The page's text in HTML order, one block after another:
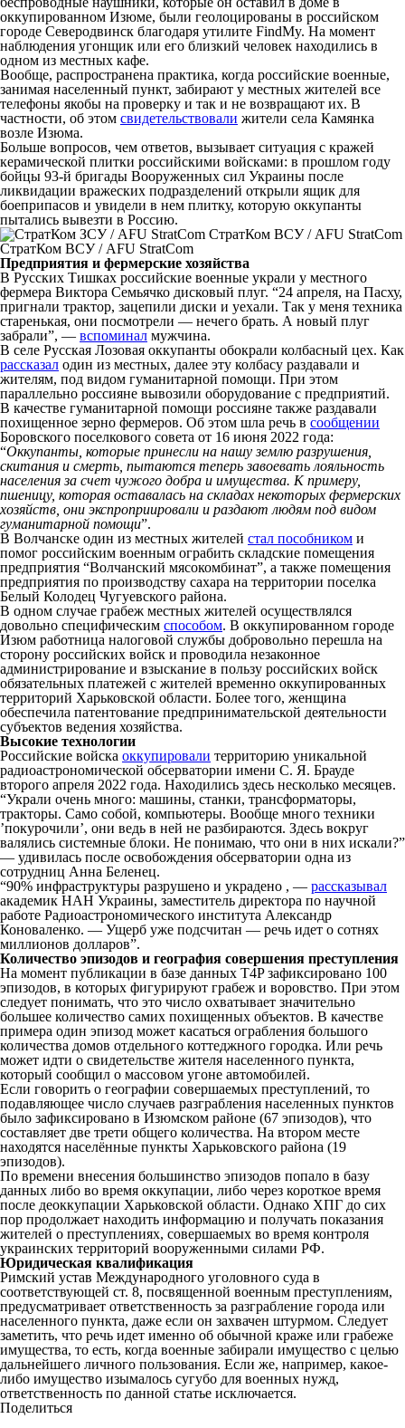
оккупированном Изюме, были геолоцированы в российском
городе Северодвинск благодаря утилите FindMy. На момент
наблюдения угонщик или его близкий человек находились в
одном из местных кафе.
Вообще, распространена практика, когда российские военные,
занимая населенный пункт, забирают у местных жителей все
телефоны якобы на проверку и так и не возвращают их. В
частности, об этом свидетельствовали жители села Камянка
возле Изюма.
Больше вопросов, чем ответов, вызывает ситуация с кражей
керамической плитки российскими войсками: в прошлом году
бойцы 93-й бригады Вооруженных сил Украины после
ликвидации вражеских подразделений открыли ящик для
боеприпасов и увидели в нем плитку, которую оккупанты
пытались вывезти в Россию.
СтратКом ВСУ / AFU StratCom
Предприятия и фермерские хозяйства
В Русских Тишках российские военные украли у местного
фермера Виктора Семьячко дисковый плуг. “24 апреля, на Пасху,
пригнали трактор, зацепили диски и уехали. Так у меня техника
старенькая, они посмотрели — нечего брать. А новый плуг
забрали”, — вспоминал мужчина.
В селе Русская Лозовая оккупанты обокрали колбасный цех. Как
рассказал один из местных, далее эту колбасу раздавали и
жителям, под видом гуманитарной помощи. При этом
параллельно россияне вывозили оборудование с предприятий.
В качестве гуманитарной помощи россияне также раздавали
похищенное зерно фермеров. Об этом шла речь в сообщении
Боровского поселкового совета от 16 июня 2022 года:
“Оккупанты, которые принесли на нашу землю разрушения,
скитания и смерть, пытаются теперь завоевать лояльность
населения за счет чужого добра и имущества. К примеру,
пшеницу, которая оставалась на складах некоторых фермерских
хозяйств, они экспроприировали и раздают людям под видом
гуманитарной помощи”.
В Волчанске один из местных жителей стал пособником и
помог российским военным ограбить складские помещения
предприятия “Волчанский мясокомбинат”, а также помещения
предприятия по производству сахара на территории поселка
Белый Колодец Чугуевского района.
В одном случае грабеж местных жителей осуществлялся
довольно специфическим способом. В оккупированном городе
Изюм работница налоговой службы добровольно перешла на
сторону российских войск и проводила незаконное
администрирование и взыскание в пользу российских войск
обязательных платежей с жителей временно оккупированных
территорий Харьковской области. Более того, женщина
обеспечила патентование предпринимательской деятельности
субъектов ведения хозяйства.
Высокие технологии
Российские войска оккупировали территорию уникальной
радиоастрономической обсерватории имени С. Я. Брауде
второго апреля 2022 года. Находились здесь несколько месяцев.
“Украли очень много: машины, станки, трансформаторы,
тракторы. Само собой, компьютеры. Вообще много техники
’покурочили’, они ведь в ней не разбираются. Здесь вокруг
валялись системные блоки. Не понимаю, что они в них искали?”
— удивилась после освобождения обсерватории одна из
сотрудниц Анна Беленец.
“90% инфраструктуры разрушено и украдено , — рассказывал
академик НАН Украины, заместитель директора по научной
работе Радиоастрономического института Александр
Коноваленко. — Ущерб уже подсчитан — речь идет о сотнях
миллионов долларов”.
Количество эпизодов и география совершения преступления
На момент публикации в базе данных T4P зафиксировано 100
эпизодов, в которых фигурируют грабеж и воровство. При этом
следует понимать, что это число охватывает значительно
большее количество самих похищенных объектов. В качестве
примера один эпизод может касаться ограбления большого
количества домов отдельного коттеджного городка. Или речь
может идти о свидетельстве жителя населенного пункта,
который сообщил о массовом угоне автомобилей.
Если говорить о географии совершаемых преступлений, то
подавляющее число случаев разграбления населенных пунктов
было зафиксировано в Изюмском районе (67 эпизодов), что
составляет две трети общего количества. На втором месте
находятся населённые пункты Харьковского района (19
эпизодов).
По времени внесения большинство эпизодов попало в базу
данных либо во время оккупации, либо через короткое время
после деоккупации Харьковской области. Однако ХПГ до сих
пор продолжает находить информацию и получать показания
жителей о преступлениях, совершаемых во время контроля
украинских территорий вооруженными силами РФ.
Юридическая квалификация
Римский устав Международного уголовного суда в
соответствующей ст. 8, посвященной военным преступлениям,
предусматривает ответственность за разграбление города или
населенного пункта, даже если он захвачен штурмом. Следует
заметить, что речь идет именно об обычной краже или грабеже
имущества, то есть, когда военные забирали имущество с целью
дальнейшего личного пользования. Если же, например, какое-
либо имущество изымалось сугубо для военных нужд,
ответственность по данной статье исключается.
Поделиться